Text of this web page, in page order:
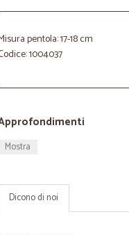
pentola: 17-18 cm
1004037
Mostra
Dicono di noi